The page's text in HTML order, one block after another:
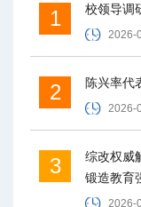
1 校领导调
2026-
2 陈兴率代
2026-
3
综改权威
锻造教育
2026-